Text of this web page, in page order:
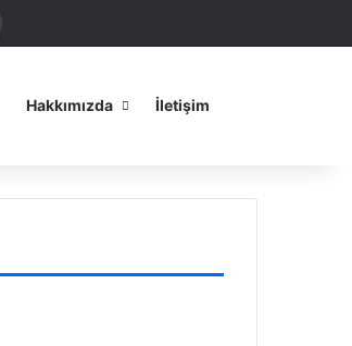
Hakkımızda İletişim